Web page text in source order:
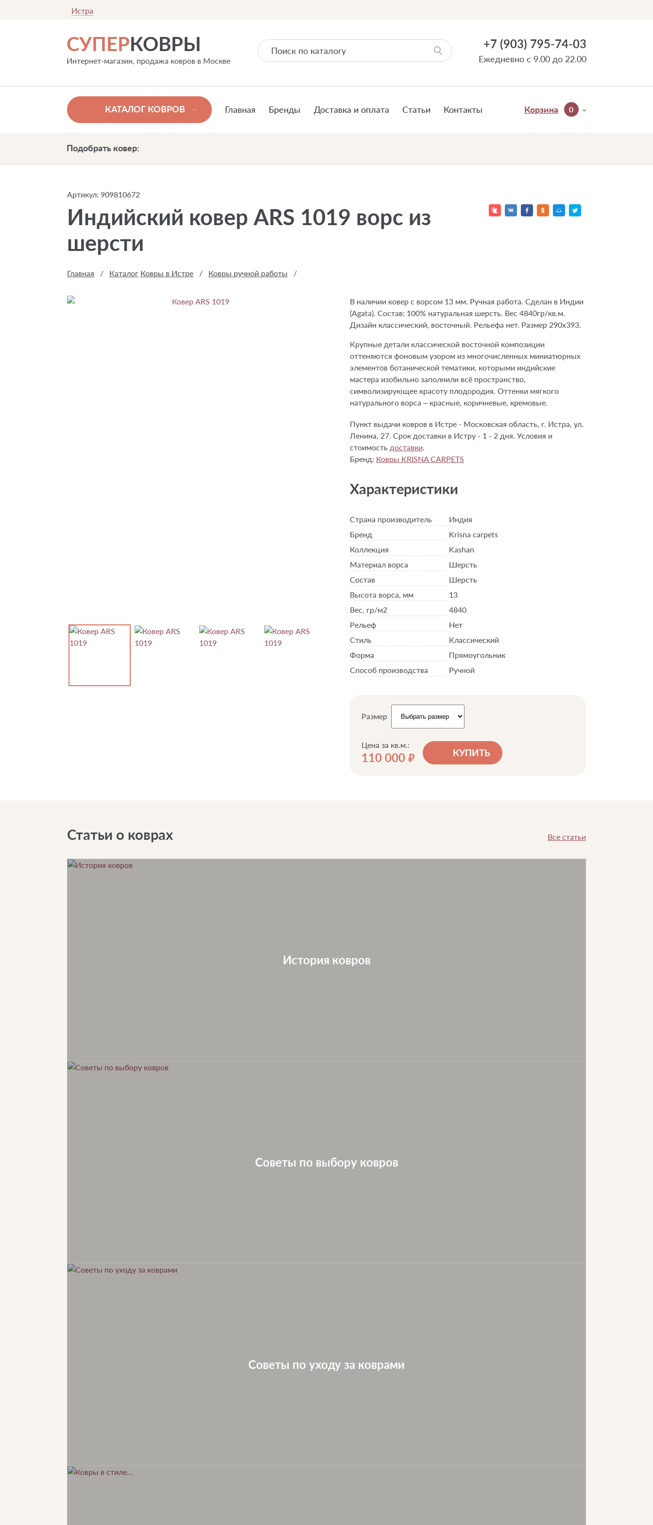
Истра
СУПЕРКОВРЫ
Интернет-магазин, продажа ковров в Москве
+7 (903) 795-74-03
Ежедневно с 9.00 до 22.00
КАТАЛОГ КОВРОВ Главная Бренды Доставка и оплата Статьи Контакты Корзина 0
Подобрать ковер:
Артикул: 909810672
Индийский ковер ARS 1019 ворс из
шерсти
Главная / Каталог Ковры в Истре / Ковры ручной работы /
В наличии ковер с ворсом 13 мм. Ручная работа. Сделан в Индии
(Agata). Состав: 100% натуральная шерсть. Вес 4840гр/кв.м.
Дизайн классический, восточный. Рельефа нет. Размер 290х393.
Крупные детали классической восточной композиции
оттеняются фоновым узором из многочисленных миниатюрных
элементов ботанической тематики, которыми индийские
мастера изобильно заполнили всё пространство,
символизирующее красоту плодородия. Оттенки мягкого
натурального ворса – красные, коричневые, кремовые.
Пункт выдачи ковров в Истре - Московская область, г. Истра, ул.
Ленина, 27. Срок доставки в Истру - 1 - 2 дня. Условия и
стоимость доставки
Бренд: Ковры KRISNA CARPETS
Характеристики
Страна производитель
Индия
Бренд
Krisna carpets
Коллекция
Kashan
Материал ворса
Шерсть
Состав
Шерсть
Высота ворса, мм
13
Вес, гр/м2
4840
Рельеф
Нет
Стиль
Классический
Форма
Прямоугольник
Способ производства
Ручной
Размер
Цена за кв.м.:
110 000 руб. КУПИТЬ
Статьи о коврах Все статьи
История ковров
Советы по выбору ковров
Советы по уходу за коврами